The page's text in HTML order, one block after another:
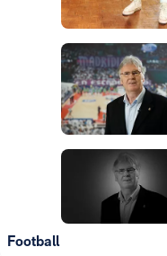
Football